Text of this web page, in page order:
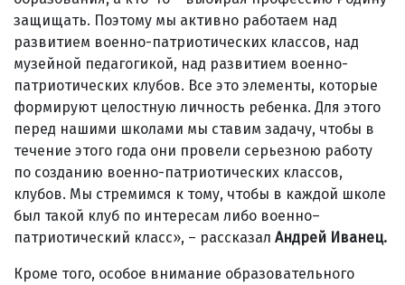
защищать. Поэтому мы активно работаем над
развитием военно-патриотических классов, над
музейной педагогикой, над развитием военно-
патриотических клубов. Все это элементы, которые
формируют целостную личность ребенка. Для этого
перед нашими школами мы ставим задачу, чтобы в
течение этого года они провели серьезною работу
по созданию военно-патриотических классов,
клубов. Мы стремимся к тому, чтобы в каждой школе
был такой клуб по интересам либо военно–
патриотический класс», – рассказал Андрей Иванец.
Кроме того, особое внимание образовательного